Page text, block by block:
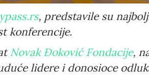
, predstavile su
konferencije.
Novak Đoković Fondacije,
lidere i donosioce